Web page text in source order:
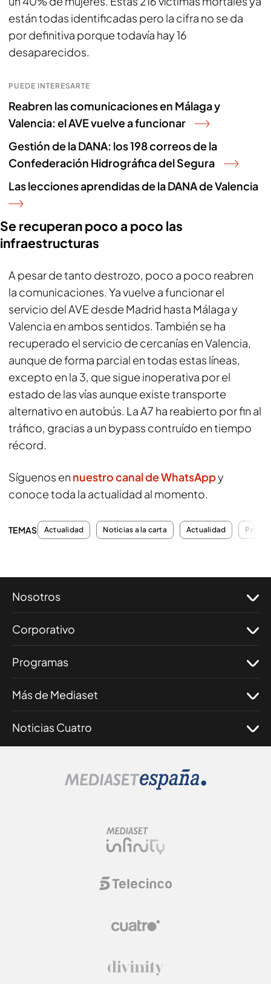
están todas identificadas pero la cifra no se da
por definitiva porque todavía hay 16
desaparecidos.
PUEDE INTERESARTE
Reabren las comunicaciones en Málaga y
Valencia: el AVE vuelve a funcionar
Gestión de la DANA: los 198 correos de la
Confederación Hidrográfica del Segura
Las lecciones aprendidas de la DANA de Valencia
Se recuperan poco a poco las
infraestructuras
A pesar de tanto destrozo, poco a poco reabren
la comunicaciones. Ya vuelve a funcionar el
servicio del AVE desde Madrid hasta Málaga y
Valencia en ambos sentidos. También se ha
recuperado el servicio de cercanías en Valencia,
aunque de forma parcial en todas estas líneas,
excepto en la 3, que sigue inoperativa por el
estado de las vías aunque existe transporte
alternativo en autobús. La A7 ha reabierto por fin al
tráfico, gracias a un bypass contruído en tiempo
récord.
Síguenos en nuestro canal de WhatsAppy
conoce toda la actualidad al momento.
TEMAS Actualidad Noticias a la carta Actualidad
Nosotros
Corporativo
Programas
Más de Mediaset
Noticias Cuatro